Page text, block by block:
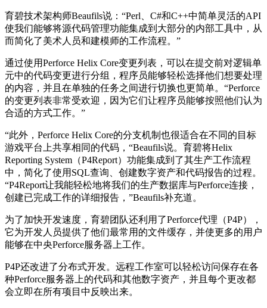
育碧技术架构师Beaufils说：“Perl、C#和C++中简单灵活的API
使我们能够将源代码管理功能集成到大部分的内部工具中，从
而简化了美术人员和建模师的工作流程。”
通过使用Perforce Helix Core变更列表，可以在提交前对逻辑单
元中的代码变更进行分组，程序员能够轻松选择他们想要处理
的内容，并且在单独的任务之间进行切换也更简单。“Perforce
的变更列表非常受欢迎，因为它们让程序员能够按照他们认为
合适的方式工作。”
“此外，Perforce Helix Core的分支机制也很适合在不同的目标
游戏平台上共享相同的代码，“Beaufils说。育碧将Helix
Reporting System（P4Report）功能集成到了其生产工作流程
中，简化了使用SQL查询、创建数字资产和代码报告的过程。
“P4Report让我能轻松地将我们的生产数据库与Perforce连接，
创建已完成工作的详细报告，”Beaufils补充道。
为了加快开发速度，育碧团队还利用了Perforce代理（P4P），
它为开发人员提供了他们最常用的文件缓存，并使更多的用户
能够在中央Perforce服务器上工作。
P4P还改进了分布式开发。远程工作室可以轻松访问保存在各
种Perforce服务器上的代码和其他数字资产，并且每个更改都
会立即在所有项目中反映出来。